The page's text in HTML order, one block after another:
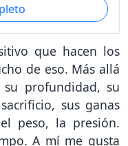
que hacen los
de eso. Más allá
profundidad, su
sus ganas
peso, la presión.
A mí me gusta